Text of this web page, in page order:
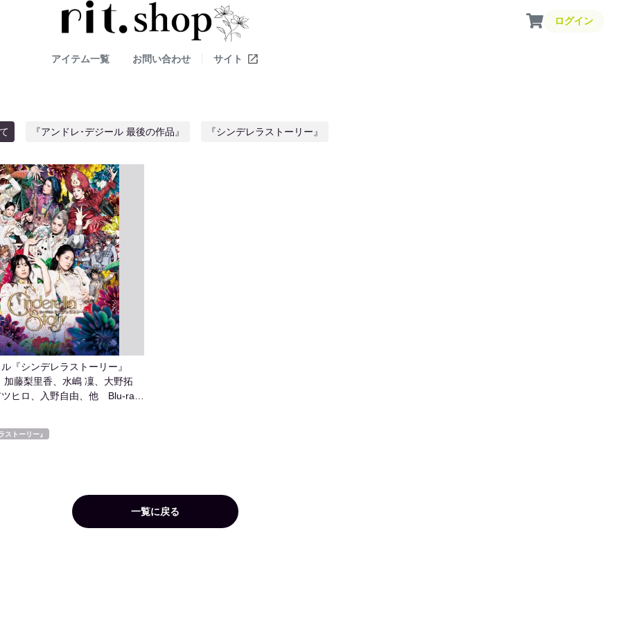
ログイン
アイテム一覧 お問い合わせ サイト
『アンドレ･デジール 最後の作品』 『シンデレラストーリー』
『シンデレラストーリー』
加藤梨里香、水嶋 凜、大野拓
ヒロ、入野自由、他 Blu-ray
ストーリー』
一覧に戻る